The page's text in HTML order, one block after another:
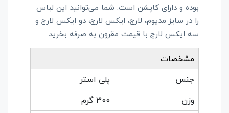
بوده و دارای کاپشن است. شما می‌توانید این لباس
را در سایز مدیوم، لارج، ایکس لارج، دو ایکس لارج و
سه ایکس لارج با قیمت مقرون به صرفه بخرید.
مشخصات
جنس
پلی استر
وزن
300 گرم